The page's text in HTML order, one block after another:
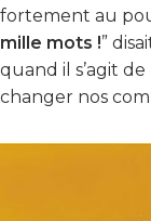
fortement au
mille mots !”
quand il s’agit
changer nos